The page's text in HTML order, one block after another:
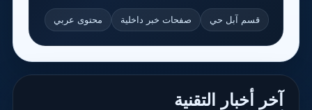
قسم آبل حي صفحات خبر داخلية محتوى عربي
آخر أخبار التقنية